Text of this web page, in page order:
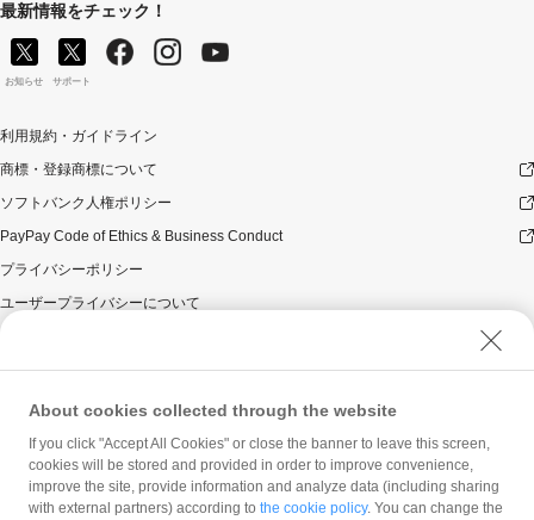
最新情報をチェック！
お知らせ サポート
利用規約・ガイドライン
商標・登録商標について
ソフトバンク人権ポリシー
PayPay Code of Ethics & Business Conduct
プライバシーポリシー
ユーザープライバシーについて
ウェブサイト利用規約
反社会的勢力に対する方針
勧誘方針
マネロン等基本方針
カスタマーハラスメントに関する当社の考え方
About cookies collected through the website
If you click "Accept All Cookies" or close the banner to leave this screen,
cookies will be stored and provided in order to improve convenience,
improve the site, provide information and analyze data (including sharing
with external partners) according to the cookie policy. You can change the